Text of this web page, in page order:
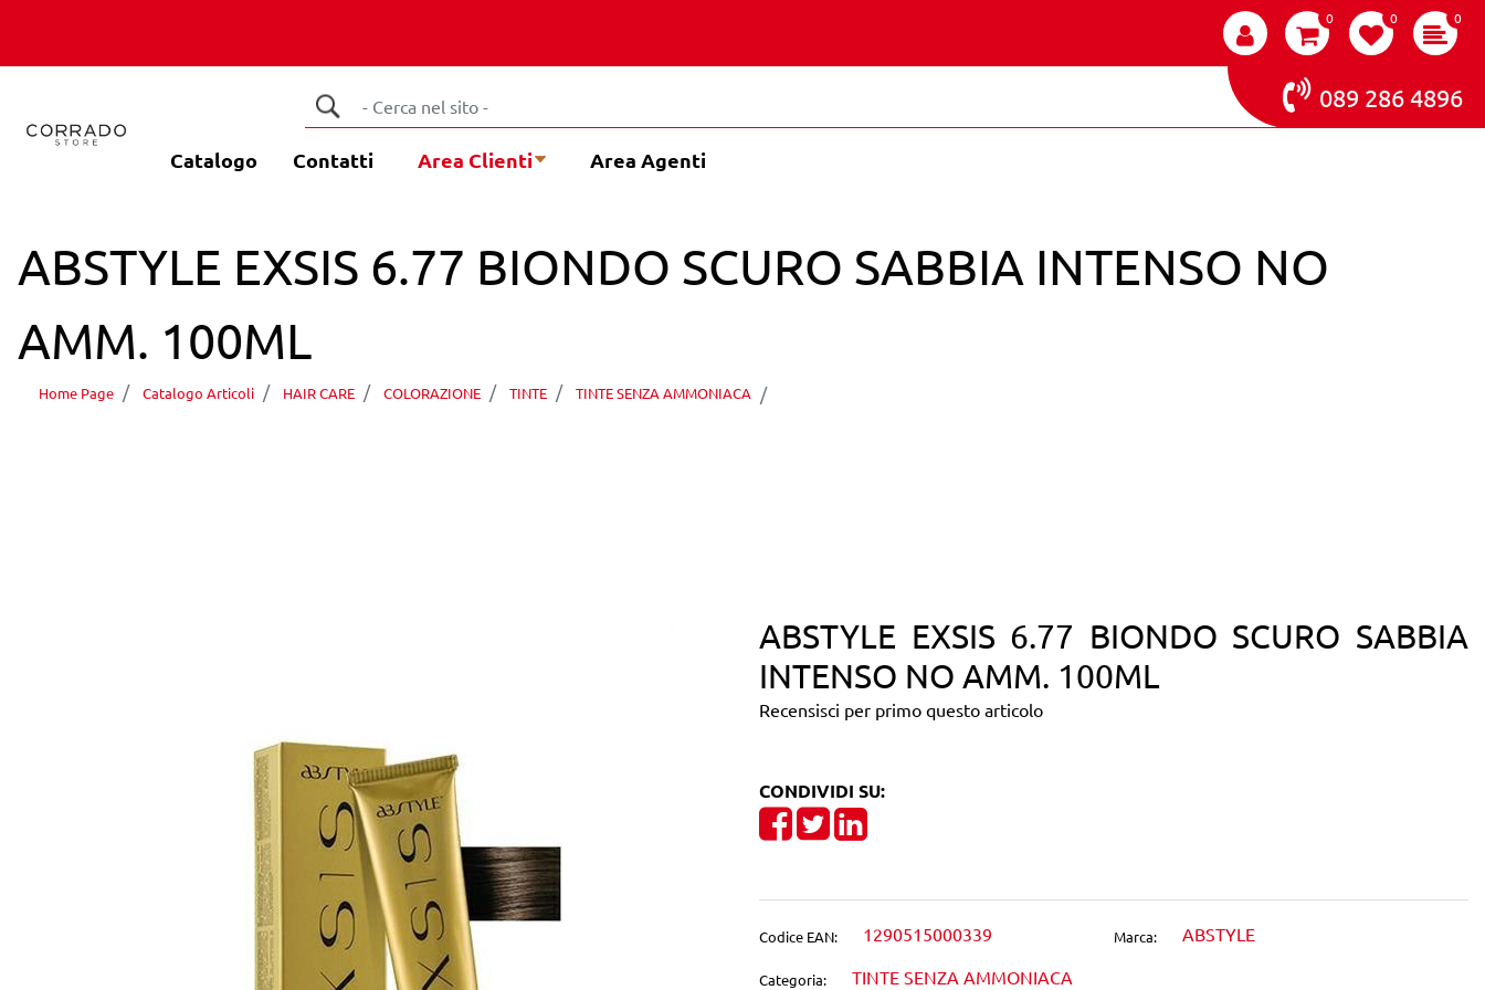
0 0 0
089 286 4896
Catalogo Contatti Area Clienti Area Agenti
ABSTYLE EXSIS 6.77 BIONDO SCURO SABBIA INTENSO NO
AMM. 100ML
Home Page Catalogo Articoli HAIR CARE COLORAZIONE TINTE TINTE SENZA AMMONIACA
ABSTYLE EXSIS 6.77 BIONDO SCURO SABBIA
INTENSO NO AMM. 100ML
Recensisci per primo questo articolo
CONDIVIDI SU:
Share on Facebook
TweetShare on LinkedIn
Codice EAN: 1290515000339
Categoria: TINTE SENZA AMMONIACA
Marca: ABSTYLE